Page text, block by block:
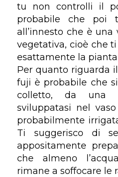
tu non controlli il
probabile che poi
all’innesto che è
vegetativa, cioè che
esattamente la
Per quanto riguarda
fuji è probabile che
colletto, da una
sviluppatasi nel
probabilmente
Ti suggerisco di
appositamente
che almeno
rimane a soffocare le